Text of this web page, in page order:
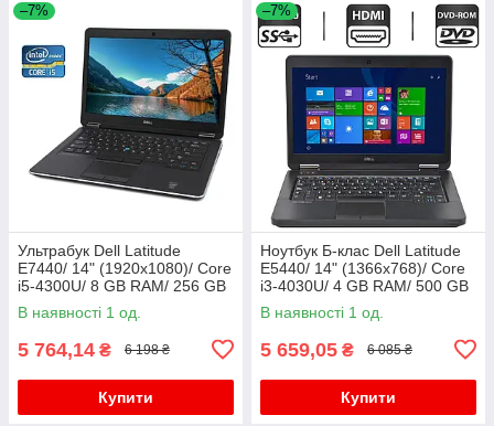
–7%
Ультрабук Dell Latitude
E7440/ 14" (1920x1080)/ Core
i5-4300U/ 8 GB RAM/ 256 GB
SSD/ HD 4400/ АКБ 0%
В наявності 1 од.
5 764,14 ₴ 6 198 ₴
Купити
–7%
Ноутбук Б-клас Dell Latitude
E5440/ 14" (1366x768)/ Core
i3-4030U/ 4 GB RAM/ 500 GB
HDD/ HD 4400
В наявності 1 од.
5 659,05 ₴ 6 085 ₴
Купити